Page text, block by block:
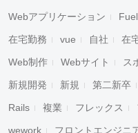
Webアプリケーション
在宅勤務 vue 自社 在
Web制作 Webサイト ス
新規開発 新規 第二新卒
Rails 複業 フレックス
wework フロントエンジニ